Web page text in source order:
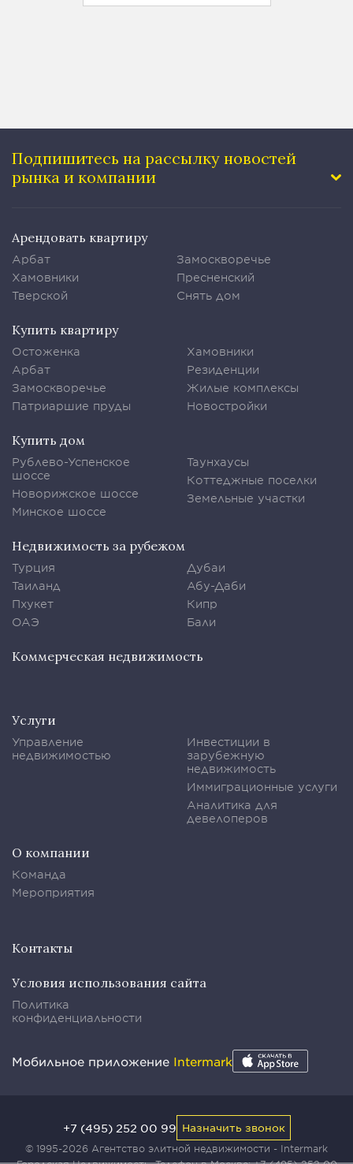
Подпишитесь на рассылку новостей
рынка и компании
Арендовать квартиру
Арбат
Хамовники
Тверской
Замоскворечье
Пресненский
Снять дом
Купить квартиру
Остоженка
Арбат
Замоскворечье
Патриаршие пруды
Хамовники
Резиденции
Жилые комплексы
Новостройки
Купить дом
Рублево-Успенское
шоссе
Новорижское шоссе
Минское шоссе
Таунхаусы
Коттеджные поселки
Земельные участки
Недвижимость за рубежом
Турция
Таиланд
Пхукет
ОАЭ
Дубаи
Абу-Даби
Кипр
Бали
Коммерческая недвижимость
Услуги
Управление
недвижимостью
Инвестиции в
зарубежную
недвижимость
Иммиграционные услуги
Аналитика для
девелоперов
О компании
Команда
Мероприятия
Контакты
Условия использования сайта
Политика
конфиденциальности
Мобильное приложение Intermark
© 1995-2026 Агентство элитной недвижимости - Intermark
+7 (495) 252 00 99 Назначить звонок